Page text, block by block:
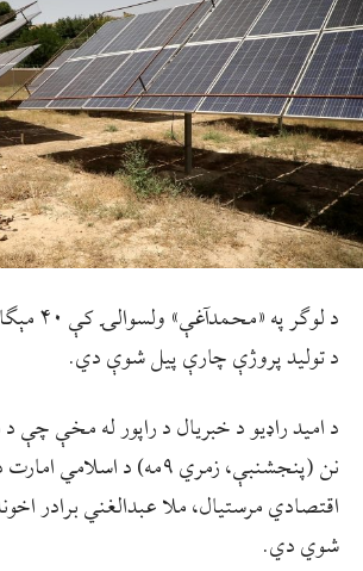
د لوګر
د تولید پروژې چارې پيل شوې دي.
د امید راډیو د خبریال د راپور له مخې
نن (پنجشنبې، زمري ۹مه) د
اقتصادي مرستیال، ملا عبدالغني برادر
شوي دي.